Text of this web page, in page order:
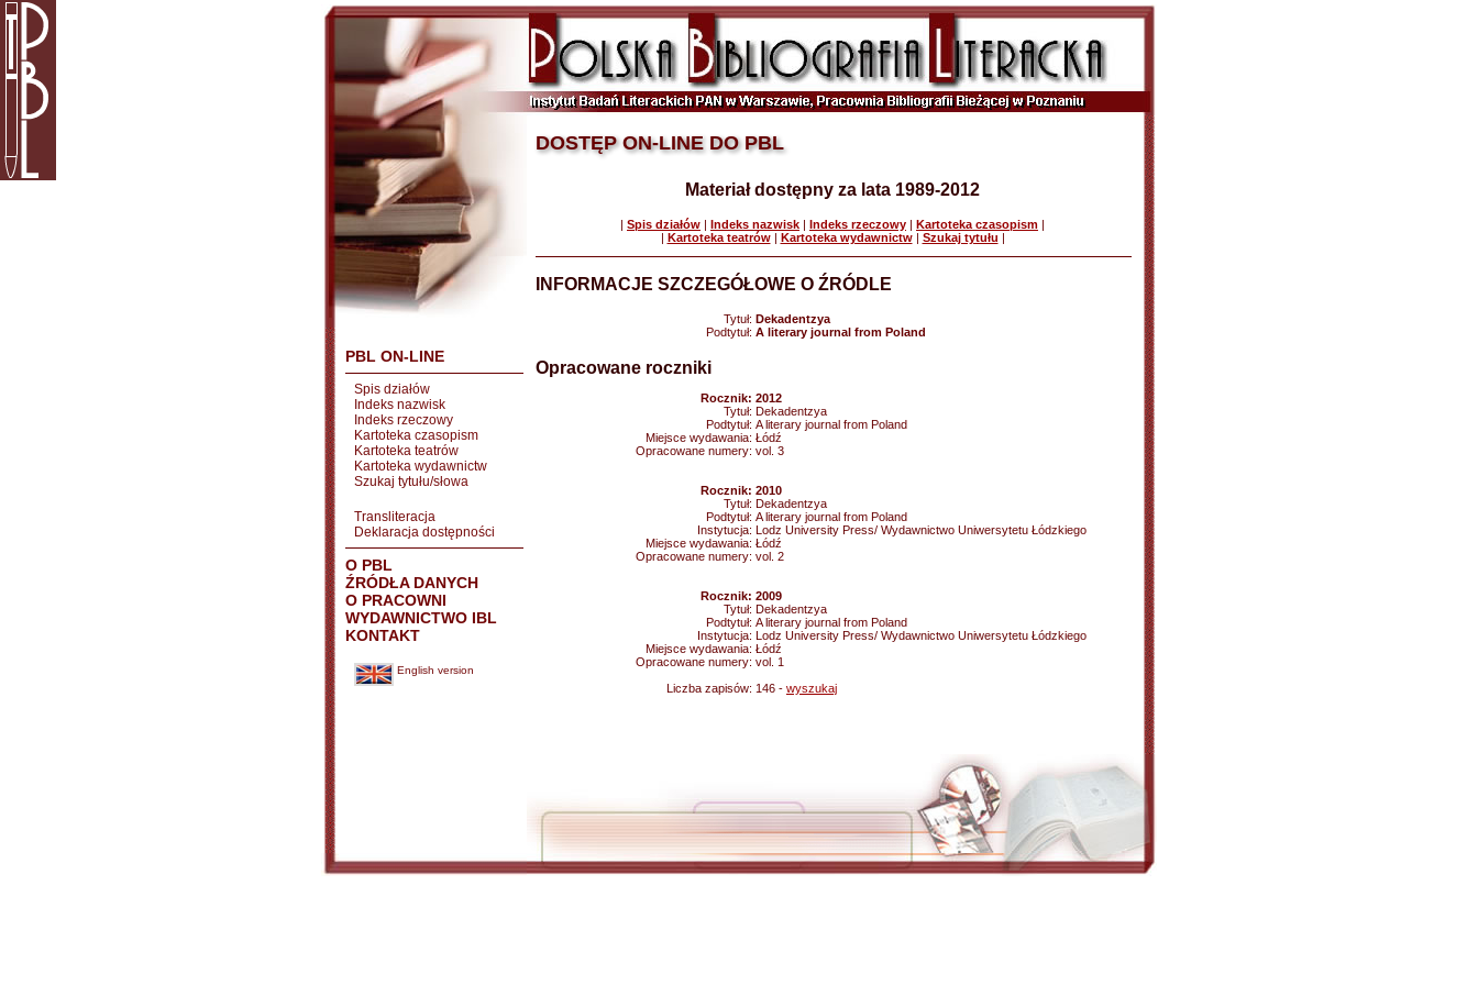
PBL ON-LINE
Spis działów
Indeks nazwisk
Indeks rzeczowy
Kartoteka czasopism
Kartoteka teatrów
Kartoteka wydawnictw
Szukaj tytułu/słowa
Transliteracja
Deklaracja dostępności
O PBL
ŹRÓDŁA DANYCH
O PRACOWNI
WYDAWNICTWO IBL
KONTAKT
English version
DOSTĘP ON-LINE DO PBL
Materiał dostępny za lata 1989-2012
| Spis działów | Indeks nazwisk | Indeks rzeczowy | Kartoteka czasopism |
| Kartoteka teatrów| Kartoteka wydawnictw| Szukaj tytułu |
INFORMACJE SZCZEGÓŁOWE O ŹRÓDLE
Tytuł: Dekadentzya
Podtytuł: A literary journal from Poland
Opracowane roczniki
Rocznik: 2012
Tytuł: Dekadentzya
Podtytuł: A literary journal from Poland
Miejsce wydawania: Łódź
Opracowane numery: vol. 3
Rocznik: 2010
Tytuł: Dekadentzya
Podtytuł: A literary journal from Poland
Instytucja: Lodz University Press/ Wydawnictwo Uniwersytetu Łódzkiego
Miejsce wydawania: Łódź
Opracowane numery: vol. 2
Rocznik: 2009
Tytuł: Dekadentzya
Podtytuł: A literary journal from Poland
Instytucja: Lodz University Press/ Wydawnictwo Uniwersytetu Łódzkiego
Miejsce wydawania: Łódź
Opracowane numery: vol. 1
Liczba zapisów: 146 - wyszukaj